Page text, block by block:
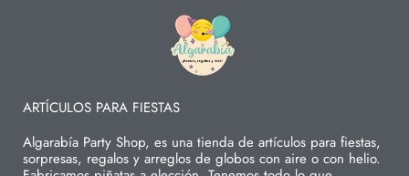
ARTÍCULOS PARA FIESTAS
Algarabía Party Shop, es una tienda de artículos para fiestas,
sorpresas, regalos y arreglos de globos con aire o con helio.